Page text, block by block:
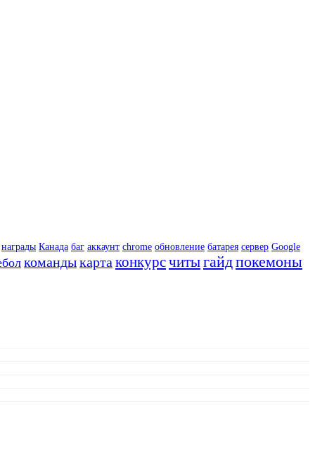
награды Канада баг аккаунт chrome обновление батарея сервер Google
командыкарта конкурсчитыгайдпокемоны